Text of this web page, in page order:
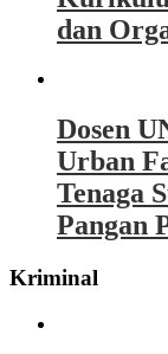
dan
Dosen
Urban
Tenaga
Pangan
Kriminal